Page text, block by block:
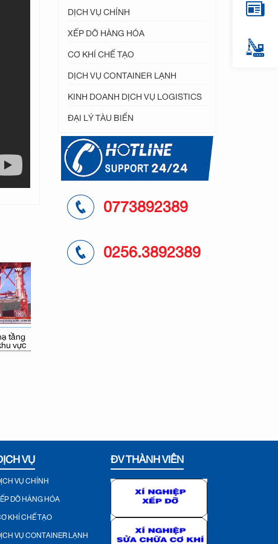
tầng
vực
DỊCH VỤ CHÍNH
XẾP DỠ HÀNG HÓA
CƠ KHÍ CHẾ TẠO
DỊCH VỤ CONTAINER LẠNH
KINH DOANH DỊCH VỤ LOGISTICS
ĐẠI LÝ TÀU BIỂN
0773892389
0256.3892389
VỤ
VỤ CHÍNH
DỠ HÀNG HÓA
KHÍ CHẾ TẠO
VỤ CONTAINER LẠNH
ĐV THÀNH VIÊN